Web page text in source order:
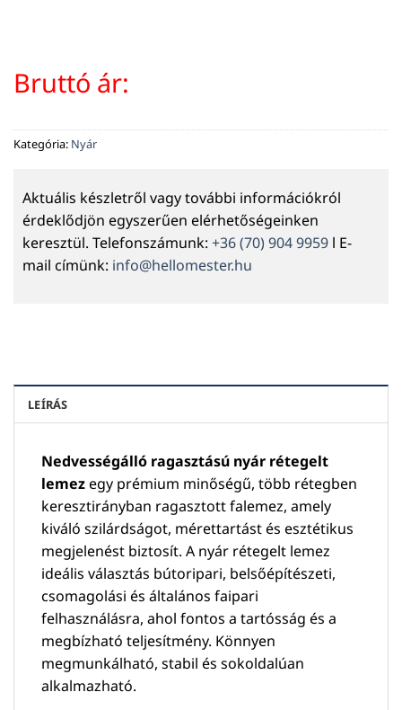
Bruttó ár:
Kategória: Nyár
Aktuális készletről vagy további információkról
érdeklődjön egyszerűen elérhetőségeinken
keresztül. Telefonszámunk: +36 (70) 904 9959 l E-
mail címünk: info@hellomester.hu
LEÍRÁS
Nedvességálló ragasztású nyár rétegelt
lemezegy prémium minőségű, több rétegben
keresztirányban ragasztott falemez, amely
kiváló szilárdságot, mérettartást és esztétikus
megjelenést biztosít. A nyár rétegelt lemez
ideális választás bútoripari, belsőépítészeti,
csomagolási és általános faipari
felhasználásra, ahol fontos a tartósság és a
megbízható teljesítmény. Könnyen
megmunkálható, stabil és sokoldalúan
alkalmazható.